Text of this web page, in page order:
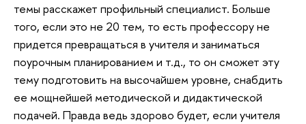
темы расскажет профильный специалист. Больше
того, если это не 20 тем, то есть профессору не
придется превращаться в учителя и заниматься
поурочным планированием и т.д., то он сможет эту
тему подготовить на высочайшем уровне, снабдить
ее мощнейшей методической и дидактической
подачей. Правда ведь здорово будет, если учителя